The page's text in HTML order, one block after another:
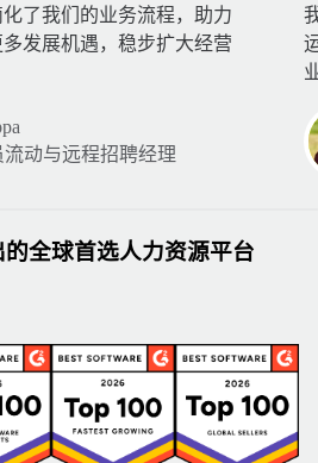
了我们的业务流程，助力
发展机遇，稳步扩大经营
动与远程招聘经理
全球首选人力资源平台